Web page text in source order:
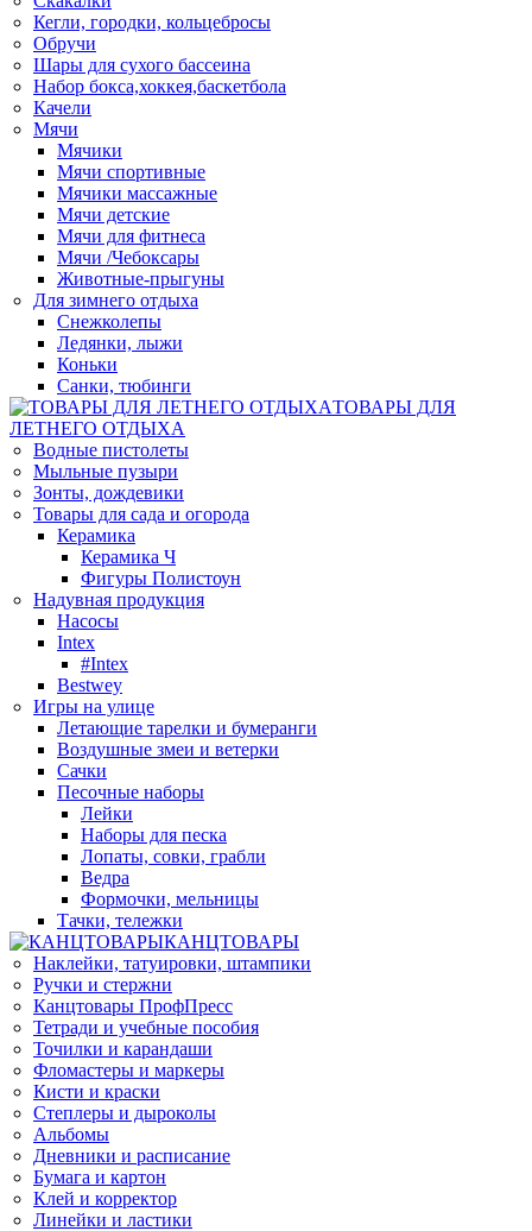
Кегли, городки, кольцебросы
Обручи
Шары для сухого бассеина
Набор бокса,хоккея,баскетбола
Качели
Мячи
Мячики
Мячи спортивные
Мячики массажные
Мячи детские
Мячи для фитнеса
Мячи /Чебоксары
Животные-прыгуны
Для зимнего отдыха
Снежколепы
Ледянки, лыжи
Коньки
Санки, тюбинги
ТОВАРЫ ДЛЯ
ЛЕТНЕГО ОТДЫХА
Водные пистолеты
Мыльные пузыри
Зонты, дождевики
Товары для сада и огорода
Керамика
Керамика Ч
Фигуры Полистоун
Надувная продукция
Насосы
Intex
#Intex
Bestwey
Игры на улице
Летающие тарелки и бумеранги
Воздушные змеи и ветерки
Сачки
Песочные наборы
Лейки
Наборы для песка
Лопаты, совки, грабли
Ведра
Формочки, мельницы
Тачки, тележки
КАНЦТОВАРЫ
Наклейки, татуировки, штампики
Ручки и стержни
Канцтовары ПрофПресс
Тетради и учебные пособия
Точилки и карандаши
Фломастеры и маркеры
Кисти и краски
Степлеры и дыроколы
Альбомы
Дневники и расписание
Бумага и картон
Клей и корректор
Линейки и ластики